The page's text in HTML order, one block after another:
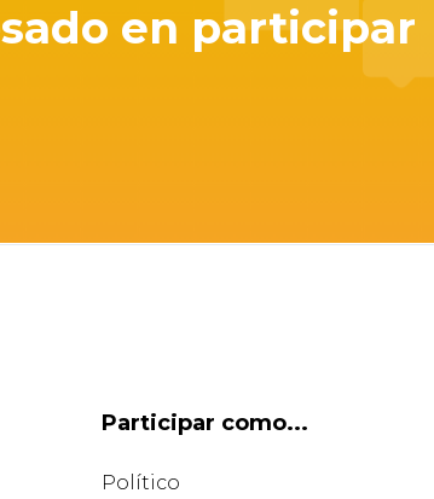
en participar
Participar como...
Político